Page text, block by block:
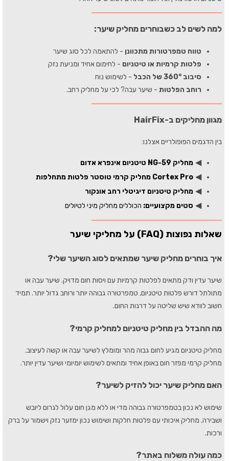
למה לשים לב כשבוחרים מחליק שיער:
טווח טמפרטורות מתכוונן - להתאמה לכל סוג שיער
פלטות קרמיות או טיטניום - לחימום אחיד ומניעת נזק
סיבוב 360° של הכבל
- לשימוש נוח
רוחב הפלטות - שיער עבה? לכי על מחליק רחב.
מגוון מחליקים ב-HairFix
בין הדגמים הפופולריים אצלנו:
◀ מחליק NG-59 טיטניום אינפרא אדום
◀Cortex Pro מחליק קרמי טוסטר פלטות מתחלפות
◀ מחליק טיטניום דיגיטלי רחב אונקור
◀ סטים מקצועיים: הכוללים מחליק מיני לטיולים
שאלות נפוצות (FAQ) על מחליקי שיער
איך בוחרים מחליק שיער שמתאים לסוג השיער שלי?
שיער עדין ודק מתאים לפלטות קרמיות עם ויסות חום מדויק. שיער עבה או
מתולתל דורש פלטות טיטניום, טמפרטורה גבוהה יותר ורוחב גדול יותר. תמיד
חשוב לוודא שיש שליטה על דרגות החום.
מה ההבדל בין מחליק טיטניום למחליק קרמי?
מחליק טיטניום מגיע לחום גבוה מהר ומומלץ לשיער עבה או קשה לעיצוב.
מחליק קרמי מפזר חום באופן אחיד ומתאים לשימוש יומיומי ושיער עדין יותר.
האם מחליק שיער יכול להזיק לשיער?
שימוש לא נכון בטמפרטורה גבוהה מדי או ללא מגן חום עלול לגרום ליובש
ושבירה. מחליק איכותי עם פלטות חלקות ושימוש נכון ימזער נזק וישמור על ברק
ורכות.
כמה עולה משלוח באתר?